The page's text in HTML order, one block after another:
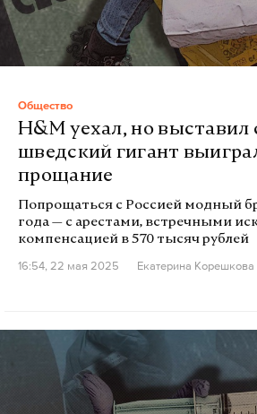
Общество
H&M уехал, но выставил
шведский гигант
прощание
Попрощаться с Россией модный
года — с арестами, встречными
компенсацией в 570 тысяч рублей
16:54, 22 мая 2025
Екатерина Корешкова